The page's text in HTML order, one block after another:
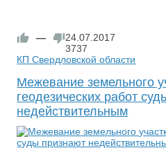
—
24.07.2017
3737
КП Свердловской области
Межевание земельного
геодезических работ
недействительным